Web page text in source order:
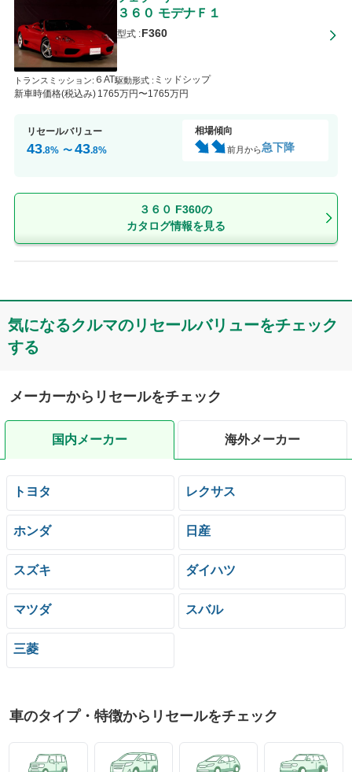
３６０ モデナＦ１
型式 :F360
トランスミッション: ６AT駆動形式 : ミッドシップ
新車時価格(税込み) 1765万円〜1765万円
リセールバリュー
43.8% 〜 43.8%
相場傾向
前月から急下降
３６０ F360の
カタログ情報を見る
気になるクルマのリセールバリューをチェック
する
メーカーからリセールをチェック
国内メーカー 海外メーカー
トヨタ レクサス
ホンダ 日産
スズキ ダイハツ
マツダ スバル
三菱
車のタイプ・特徴からリセールをチェック